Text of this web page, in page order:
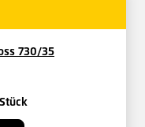
730/35